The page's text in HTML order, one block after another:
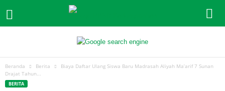
Beranda Berita
Biaya Daftar Ulang Siswa Baru Madrasah Aliyah Ma’arif 7 Sunan
Drajat Tahun...
BERITA